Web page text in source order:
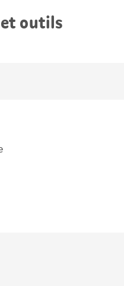
outils